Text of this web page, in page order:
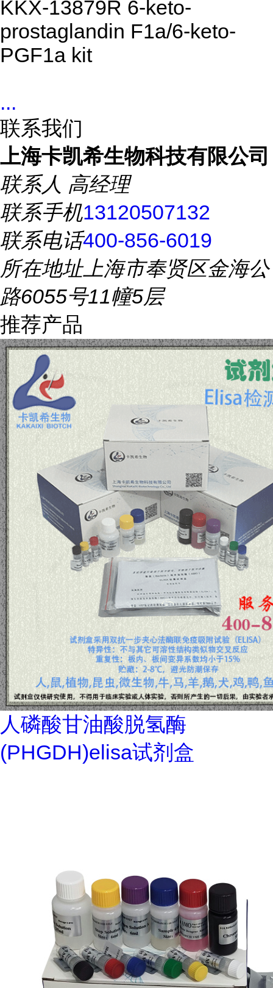
KKX-13879R 6-keto-
prostaglandin F1a/6-keto-
PGF1a kit
...
联系我们
上海卡凯希生物科技有限公司
联系人 高经理
联系手机13120507132
联系电话400-856-6019
所在地址上海市奉贤区金海公
路6055号11幢5层
推荐产品
人磷酸甘油酸脱氢酶
(PHGDH)elisa试剂盒